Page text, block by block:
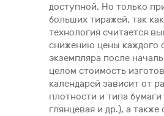
доступной. Но только
больших тиражей, так
технология считается
снижению цены каждого
экземпляра после
целом стоимость
календарей зависит от
плотности и типа бумаги
глянцевая и др.), а